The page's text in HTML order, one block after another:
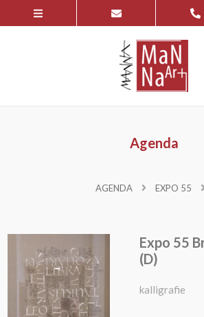
Agenda
AGENDA EXPO 55
Expo 55
(D)
kalligrafie